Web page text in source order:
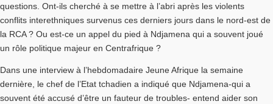
questions. Ont-ils cherché à se mettre à l’abri après les violents
conflits interethniques survenus ces derniers jours dans le nord-est de
la RCA ? Ou est-ce un appel du pied à Ndjamena qui a souvent joué
un rôle politique majeur en Centrafrique ?
Dans une interview à l’hebdomadaire Jeune Afrique la semaine
dernière, le chef de l’Etat tchadien a indiqué que Ndjamena-qui a
souvent été accusé d’être un fauteur de troubles- entend aider son